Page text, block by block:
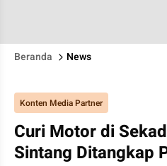
Beranda News
Konten Media Partner
Curi Motor di
Sintang Ditangkap